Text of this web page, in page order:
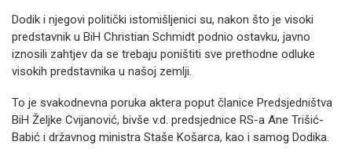
Dodik i njegovi politički istomišljenici su, nakon što je visoki
predstavnik u BiH Christian Schmidt podnio ostavku, javno
iznosili zahtjev da se trebaju poništiti sve prethodne odluke
visokih predstavnika u našoj zemlji.
To je svakodnevna poruka aktera poput članice Predsjedništva
BiH Željke Cvijanović, bivše v.d. predsjednice RS-a Ane Trišić-
Babić i državnog ministra Staše Košarca, kao i samog Dodika.